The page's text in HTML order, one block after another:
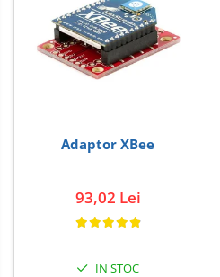
Adaptor XBee
93,02 Lei
IN STOC